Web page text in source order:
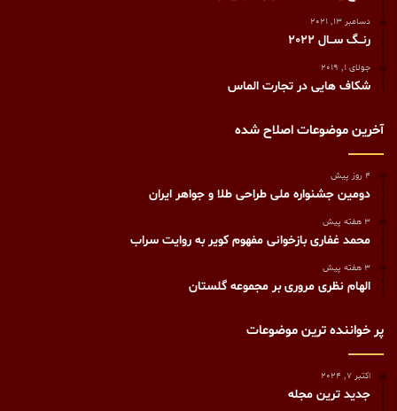
دسامبر 13, 2021
رنــگ ســال 2022
جولای 1, 2019
شکاف هايی در تجارت الماس
آخرین موضوعات اصلاح شده
4 روز پیش
دومین جشنواره ملی طراحی طلا و جواهر ایران
3 هفته پیش
محمد غفاری بازخوانی مفهوم کویر به روایت سراب
3 هفته پیش
الهام نظری مروری بر مجموعه گلستان
پر خواننده ترین موضوعات
اکتبر 7, 2024
جدید ترین مجله